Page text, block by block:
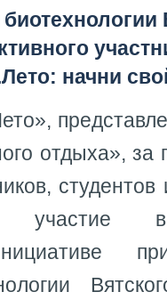
начни
отдыха», за
участие